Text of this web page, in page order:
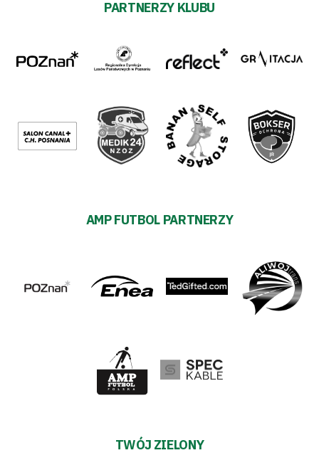
PARTNERZY KLUBU
AMP FUTBOL PARTNERZY
TWÓJ ZIELONY